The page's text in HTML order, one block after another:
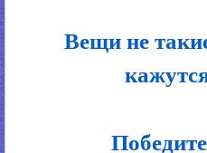
Вещи не